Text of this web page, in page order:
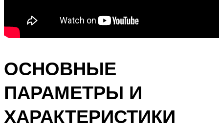
ОСНОВНЫЕ
ПАРАМЕТРЫ И
ХАРАКТЕРИСТИКИ